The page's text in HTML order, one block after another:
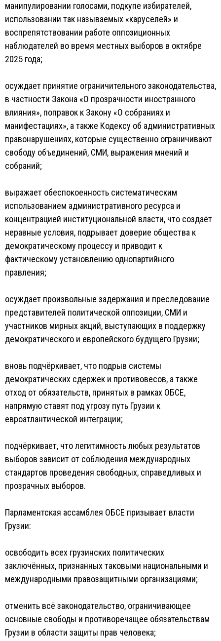
манипулировании голосами, подкупе избирателей,
использовании так называемых «каруселей» и
воспрепятствовании работе оппозиционных
наблюдателей во время местных выборов в октябре
2025 года;
осуждает принятие ограничительного законодательства,
в частности Закона «О прозрачности иностранного
влияния», поправок к Закону «О собраниях и
манифестациях», а также Кодексу об административных
правонарушениях, которые существенно ограничивают
свободу объединений, СМИ, выражения мнений и
собраний;
выражает обеспокоенность систематическим
использованием административного ресурса и
концентрацией институциональной власти, что создаёт
неравные условия, подрывает доверие общества к
демократическому процессу и приводит к
фактическому установлению однопартийного
правления;
осуждает произвольные задержания и преследование
представителей политической оппозиции, СМИ и
участников мирных акций, выступающих в поддержку
демократического и европейского будущего Грузии;
вновь подчёркивает, что подрыв системы
демократических сдержек и противовесов, а также
отход от обязательств, принятых в рамках ОБСЕ,
напрямую ставят под угрозу путь Грузии к
евроатлантической интеграции;
подчёркивает, что легитимность любых результатов
выборов зависит от соблюдения международных
стандартов проведения свободных, справедливых и
прозрачных выборов.
Парламентская ассамблея ОБСЕ призывает власти
Грузии:
освободить всех грузинских политических
заключённых, признанных таковыми национальными и
международными правозащитными организациями;
отменить всё законодательство, ограничивающее
основные свободы и противоречащее обязательствам
Грузии в области защиты прав человека;